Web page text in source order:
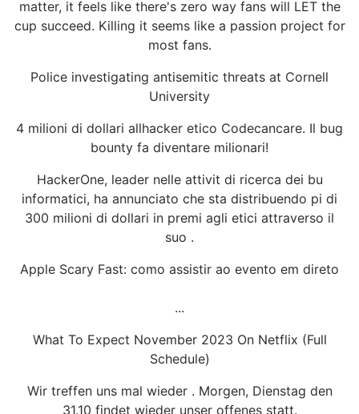
matter, it feels like there's zero way fans will LET the
cup succeed. Killing it seems like a passion project for
most fans.
Police investigating antisemitic threats at Cornell
University
4 milioni di dollari allhacker etico Codecancare. Il bug
bounty fa diventare milionari!
HackerOne, leader nelle attivit di ricerca dei bu
informatici, ha annunciato che sta distribuendo pi di
300 milioni di dollari in premi agli etici attraverso il
suo .
Apple Scary Fast: como assistir ao evento em direto
...
What To Expect November 2023 On Netflix (Full
Schedule)
Wir treffen uns mal wieder . Morgen, Dienstag den
31.10 findet wieder unser offenes statt.